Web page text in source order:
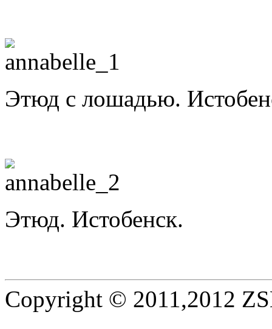
Этюд с лошадью.
Этюд. Истобенск.
Copyright © 2011,2012